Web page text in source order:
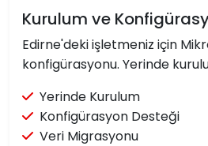
Kurulum ve
Edirne'deki işletmeniz için
konfigürasyonu. Yerinde
Yerinde Kurulum
Konfigürasyon Desteği
Veri Migrasyonu